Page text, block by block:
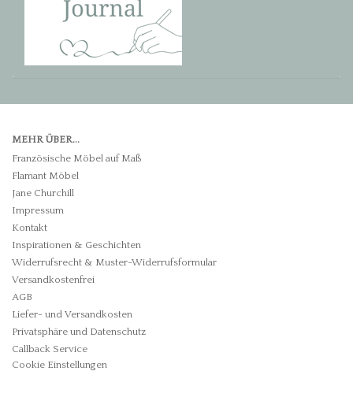
MEHR ÜBER...
Französische Möbel auf Maß
Flamant Möbel
Jane Churchill
Impressum
Kontakt
Inspirationen & Geschichten
Widerrufsrecht & Muster-Widerrufsformular
Versandkostenfrei
AGB
Liefer- und Versandkosten
Privatsphäre und Datenschutz
Callback Service
Cookie Einstellungen